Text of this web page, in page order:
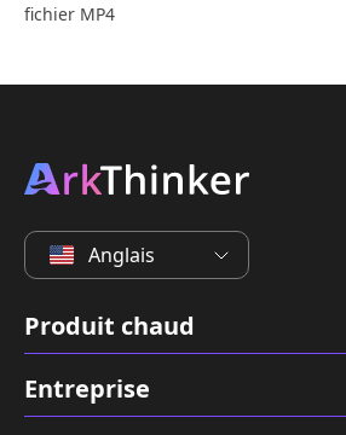
fichier MP4
Anglais
Produit chaud
Entreprise